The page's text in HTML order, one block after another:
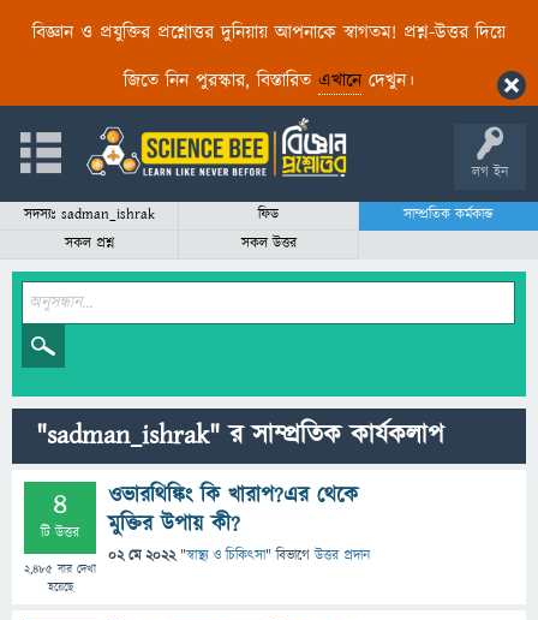
বিজ্ঞান ও প্রযুক্তির প্রশ্নোত্তর দুনিয়ায় আপনাকে স্বাগতম! প্রশ্ন-উত্তর দিয়ে
জিতে নিন পুরস্কার, বিস্তারিত এখানেদেখুন।
লগ ইন
সদস্যঃ sadman_ishrak ফিড
সাম্প্রতিক কর্মকান্ড
সকল প্রশ্ন
সকল উত্তর
"sadman_ishrak" র সাম্প্রতিক কার্যকলাপ
4
টি উত্তর
2,485 বার দেখা
হয়েছে
ওভারথিঙ্কিং কি খারাপ?এর থেকে
মুক্তির উপায় কী?
02 মে 2022 "স্বাস্থ্য ও চিকিৎসা" বিভাগে উত্তর প্রদান